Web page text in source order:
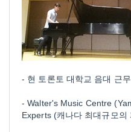
- 현 토론토 대학교 음대 근무
- Walter's Music Centre
Experts (캐나다 최대규모의